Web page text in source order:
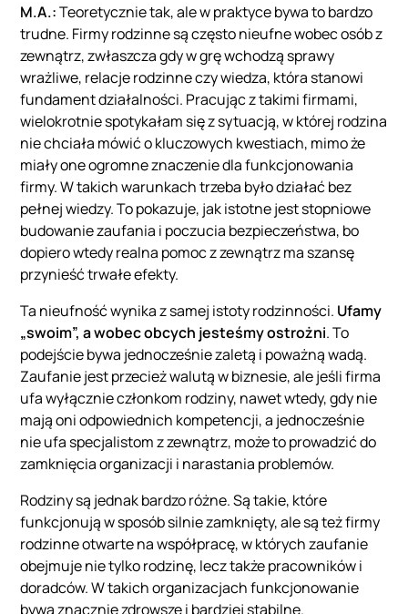
M.A.:Teoretycznie tak, ale w praktyce bywa to bardzo
trudne. Firmy rodzinne są często nieufne wobec osób z
zewnątrz, zwłaszcza gdy w grę wchodzą sprawy
wrażliwe, relacje rodzinne czy wiedza, która stanowi
fundament działalności. Pracując z takimi firmami,
wielokrotnie spotykałam się z sytuacją, w której rodzina
nie chciała mówić o kluczowych kwestiach, mimo że
miały one ogromne znaczenie dla funkcjonowania
firmy. W takich warunkach trzeba było działać bez
pełnej wiedzy. To pokazuje, jak istotne jest stopniowe
budowanie zaufania i poczucia bezpieczeństwa, bo
dopiero wtedy realna pomoc z zewnątrz ma szansę
przynieść trwałe efekty.
Ta nieufność wynika z samej istoty rodzinności. Ufamy
„swoim”, a wobec obcych jesteśmy ostrożni. To
podejście bywa jednocześnie zaletą i poważną wadą.
Zaufanie jest przecież walutą w biznesie, ale jeśli firma
ufa wyłącznie członkom rodziny, nawet wtedy, gdy nie
mają oni odpowiednich kompetencji, a jednocześnie
nie ufa specjalistom z zewnątrz, może to prowadzić do
zamknięcia organizacji i narastania problemów.
Rodziny są jednak bardzo różne. Są takie, które
funkcjonują w sposób silnie zamknięty, ale są też firmy
rodzinne otwarte na współpracę, w których zaufanie
obejmuje nie tylko rodzinę, lecz także pracowników i
doradców. W takich organizacjach funkcjonowanie
bywa znacznie zdrowsze i bardziej stabilne.